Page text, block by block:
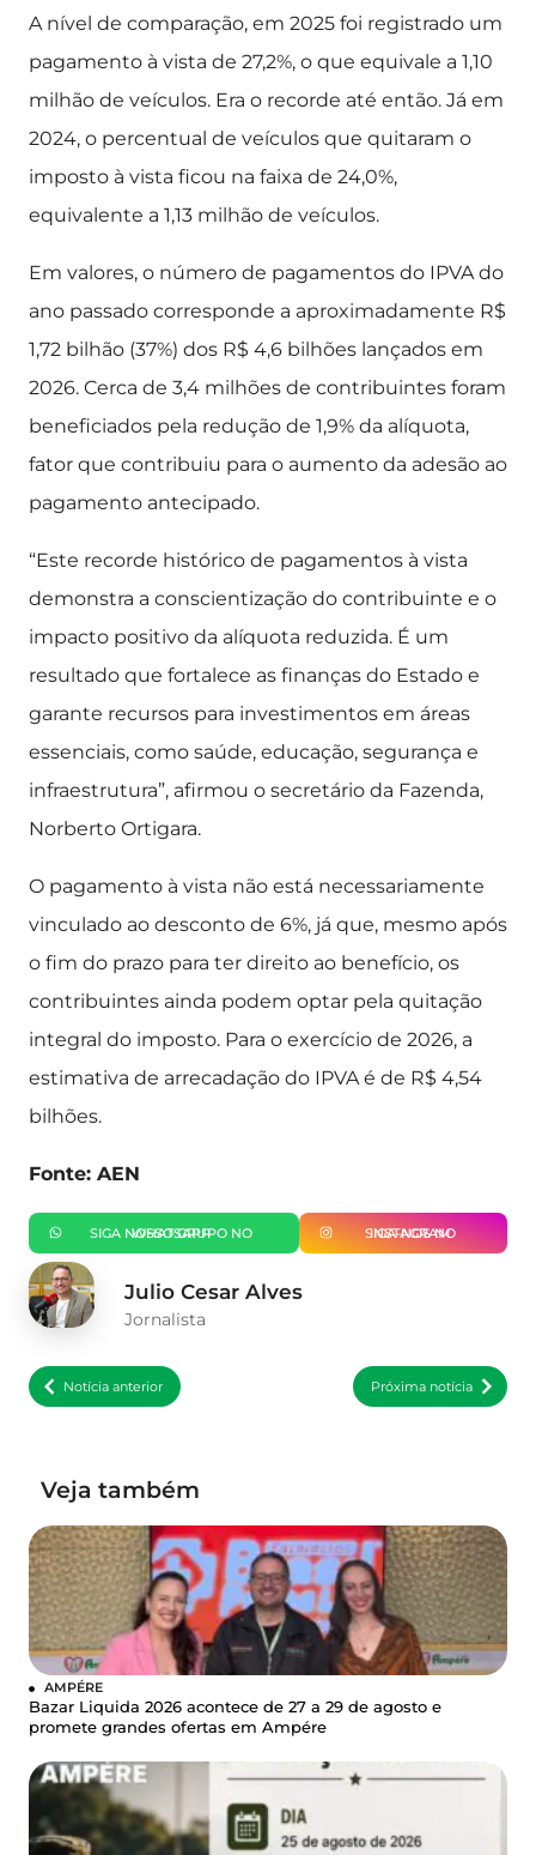
A nível de comparação, em 2025 foi registrado um
pagamento à vista de 27,2%, o que equivale a 1,10
milhão de veículos. Era o recorde até então. Já em
2024, o percentual de veículos que quitaram o
imposto à vista ficou na faixa de 24,0%,
equivalente a 1,13 milhão de veículos.
Em valores, o número de pagamentos do IPVA do
ano passado corresponde a aproximadamente R$
1,72 bilhão (37%) dos R$ 4,6 bilhões lançados em
2026. Cerca de 3,4 milhões de contribuintes foram
beneficiados pela redução de 1,9% da alíquota,
fator que contribuiu para o aumento da adesão ao
pagamento antecipado.
“Este recorde histórico de pagamentos à vista
demonstra a conscientização do contribuinte e o
impacto positivo da alíquota reduzida. É um
resultado que fortalece as finanças do Estado e
garante recursos para investimentos em áreas
essenciais, como saúde, educação, segurança e
infraestrutura”, afirmou o secretário da Fazenda,
Norberto Ortigara.
O pagamento à vista não está necessariamente
vinculado ao desconto de 6%, já que, mesmo após
o fim do prazo para ter direito ao benefício, os
contribuintes ainda podem optar pela quitação
integral do imposto. Para o exercício de 2026, a
estimativa de arrecadação do IPVA é de R$ 4,54
bilhões.
Fonte: AEN
SIGA NOSSO GRUPO NO WHATSAPP SIGA-NOS NO INSTAGRAM
Julio Cesar Alves
Jornalista
Notícia anterior Próxima notícia
Veja também
AMPÉRE
Bazar Liquida 2026 acontece de 27 a 29 de agosto e
promete grandes ofertas em Ampére